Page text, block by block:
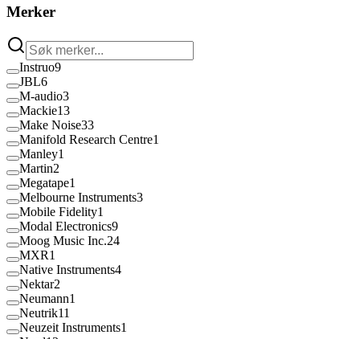
Merker
Instruo9
JBL6
M-audio3
Mackie13
Make Noise33
Manifold Research Centre1
Manley1
Martin2
Megatape1
Melbourne Instruments3
Mobile Fidelity1
Modal Electronics9
Moog Music Inc.24
MXR1
Native Instruments4
Nektar2
Neumann1
Neutrik11
Neuzeit Instruments1